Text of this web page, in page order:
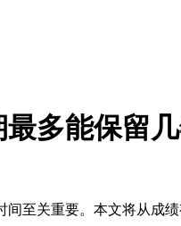
多能保留
至关重要。本文将从成